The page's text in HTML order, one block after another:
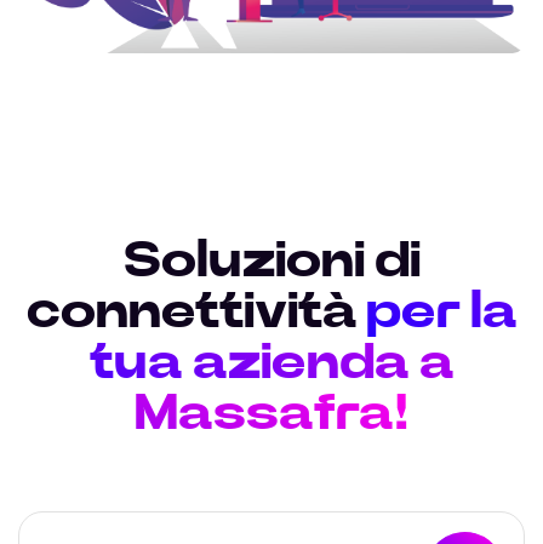
Soluzioni di
connettività per la
tua azienda a
Massafra!